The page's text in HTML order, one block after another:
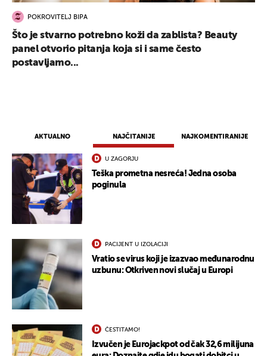
AKTUALNO NAJČITANIJE NAJKOMENTIRANIJE
U ZAGORJU
Teška prometna nesreća! Jedna osoba
poginula
PACIJENT U IZOLACIJI
Vratio se virus koji je izazvao međunarodnu
uzbunu: Otkriven novi slučaj u Europi
ČESTITAMO!
Izvučen je Eurojackpot od čak 32,6 milijuna
POKROVITELJ BIPA
Što je stvarno potrebno koži da zablista? Beauty
panel otvorio pitanja koja si i same često
postavljamo...